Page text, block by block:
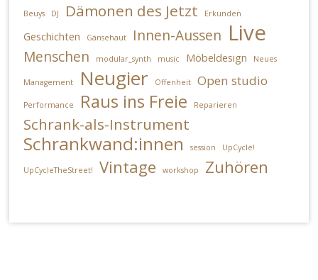
Beuys DJ Dämonen des Jetzt Erkunden
Geschichten Gänsehaut Innen-Aussen Live
Menschen modular_synth music Möbeldesign Neues
Management Neugier Offenheit Open studio
Performance Raus ins Freie Reparieren
Schrank-als-Instrument
Schrankwand:innen session UpCycle!
UpCycleTheStreet! Vintage workshop Zuhören